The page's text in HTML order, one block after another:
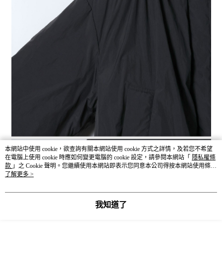
本網站中使用 cookie，欲查詢有關本網站使用 cookie 方式之詳情，及若您不希望
在電腦上使用 cookie 時應如何變更電腦的 cookie 設定，請參閱本網站「 隱私權條
款 」之 Cookie 聲明。您繼續使用本網站即表示您同意本公司得按本網站使用條款
之 Cookie 聲明使用 cookie。
了解更多 >
我知道了